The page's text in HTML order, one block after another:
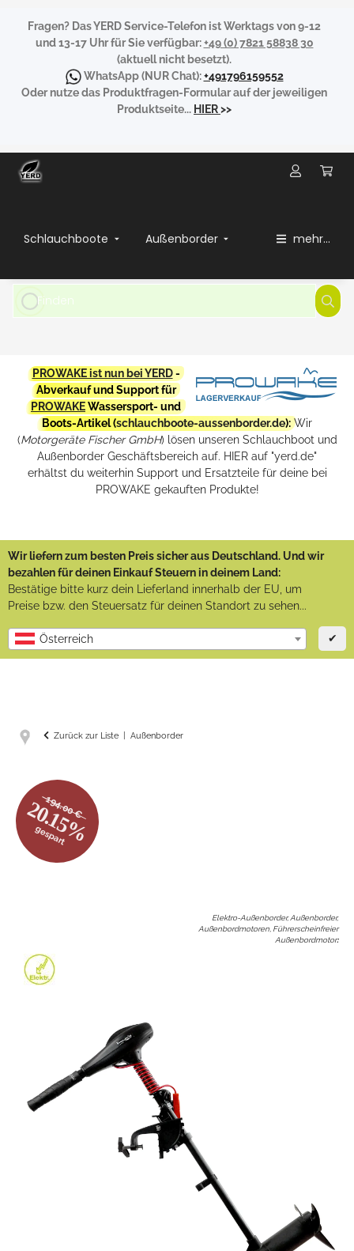
Fragen? Das YERD Service-Telefon ist Werktags von 9-12
und 13-17 Uhr für Sie verfügbar:+49 (0) 7821 58838 30
(aktuell nicht besetzt).
WhatsApp(NUR Chat):+491796159552
Oder nutze das Produktfragen-Formular auf der jeweiligen
Produktseite... HIER>>
Schlauchboote Außenborder mehr...
PROWAKE ist nun bei YERD-
Abverkauf und Support für
PROWAKEWassersport- und
Boots-Artikel (schlauchboote-aussenborder.de): Wir
(Motorgeräte Fischer GmbH) lösen unseren Schlauchboot und
Außenborder Geschäftsbereich auf. HIER auf "yerd.de"
erhältst du weiterhin Support und Ersatzteile für deine bei
PROWAKE gekauften Produkte!
Wir liefern zum besten Preis sicher aus Deutschland. Und wir
bezahlen für deinen Einkauf Steuern in deinem Land:
Bestätige bitte kurz dein Lieferland innerhalb der EU, um
Preise bzw. den Steuersatz für deinen Standort zu sehen...
Österreich ✔
Zurück zur Liste Außenborder
194.00 €
20.15%
gespart
Elektro-Außenborder, Außenborder,
Außenbordmotoren, Führerscheinfreier
Außenbordmotor: